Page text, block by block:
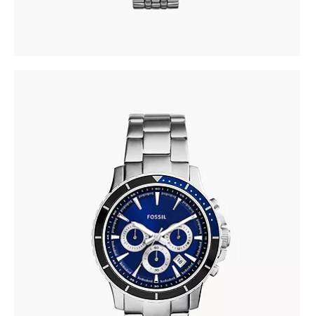
FOSSIL CH2927
337.00 KM